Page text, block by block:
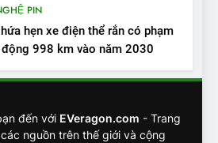
ĐÁNH GIÁ XE
Chuyên gia tiết lộ bài test
đối về an toàn trên VinFast
VF8
ĐÁNH GIÁ XE
PIN
hẹn xe điện thể rắn có phạm
998 km vào năm 2030
đến với EVeragon.com - Trang
nguồn trên thế giới và cộng